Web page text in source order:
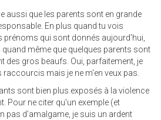
aussi que les parents sont en grande
En plus quand tu vois
prénoms qui sont donnés aujourd'hui,
quand même que quelques parents sont
des gros beaufs. Oui, parfaitement, je
raccourcis mais je ne m'en veux pas.
sont bien plus exposés à la violence
Pour ne citer qu'un exemple (et
pas d'amalgame, je suis un ardent